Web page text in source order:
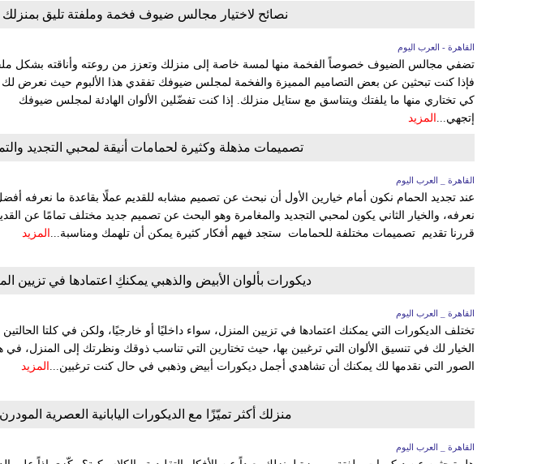
نصائح لاختيار مجالس ضيوف فخمة وملفتة تليق بمنزلك
القاهرة - العرب اليوم
تضفي مجالس الضيوف خصوصاً الفخمة منها لمسة خاصة إلى منزلك وتعزز من روعته وأناقته بشكل
فإذا كنت تبحثين عن بعض التصاميم المميزة والفخمة لمجلس ضيوفك تفقدي هذا الألبوم حيث نعرض لك
كي تختاري منها ما يلفتك ويتناسق مع ستايل منزلك. إذا كنت تفضّلين الألوان الهادئة لمجلس ضيوفك
إتجهي... المزيد
تصميمات مذهلة وكثيرة لحمامات أنيقة لمحبي التجديد
القاهرة _ العرب اليوم
عند تجديد الحمام نكون أمام خيارين الأول أن نبحث عن تصميم مشابه للقديم عملًا بقاعدة ما نعرفه
نعرفه، والخيار الثاني يكون لمحبي التجديد والمغامرة وهو البحث عن تصميم جديد مختلف تمامًا عن
قررنا تقديم تصميمات مختلفة للحمامات ستجد فيهم أفكار كثيرة يمكن أن تلهمك ومناسبة...
المزيد
ديكورات بألوان الأبيض والذهبي يمكنكِ اعتمادها في تزيين
القاهرة _ العرب اليوم
تختلف الديكورات التي يمكنك اعتمادها في تزيين المنزل، سواء داخليًا أو خارجيًا، ولكن في كلتا الحالتين
الخيار لك في تنسيق الألوان التي ترغبين بها، حيث تختارين التي تناسب ذوقك ونظرتك إلى المنزل، في
الصور التي نقدمها لك يمكنك أن تشاهدي أجمل ديكورات أبيض وذهبي في حال كنت ترغبين... المزيد
منزلك أكثر تميّزًا مع الديكورات اليابانية العصرية المودرن
القاهرة _ العرب اليوم